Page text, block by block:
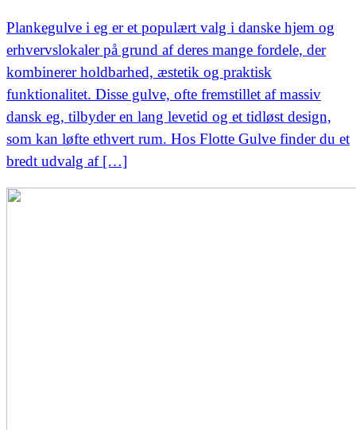
Plankegulve i eg er et populært valg i danske hjem og
erhvervslokaler på grund af deres mange fordele, der
kombinerer holdbarhed, æstetik og praktisk
funktionalitet. Disse gulve, ofte fremstillet af massiv
dansk eg, tilbyder en lang levetid og et tidløst design,
som kan løfte ethvert rum. Hos Flotte Gulve finder du et
bredt udvalg af […]